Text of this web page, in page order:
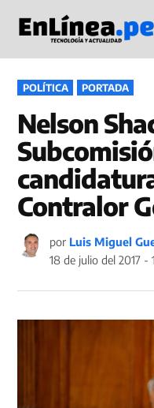
contenido
PUBLICADO
EN
POLÍTICA PORTADA
Nelson
Contralor
por Luis Miguel
18 de julio del 2017 -